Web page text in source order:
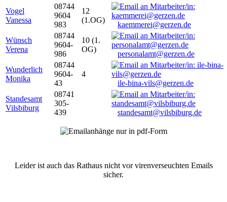
Vogel
Vanessa
08744
9604
983
12
(1.OG)
kaemmerei@gerzen.de
Wünsch
Verena
08744
9604-
986
10 (1.
OG)
personalamt@gerzen.de
Wunderlich
Monika
08744
9604-
43
4
ile-bina-vils@gerzen.de
Standesamt
Vilsbiburg
08741
305-
439
standesamt@vilsbiburg.de
Leider ist auch das Rathaus nicht vor virenverseuchten Emails
sicher.